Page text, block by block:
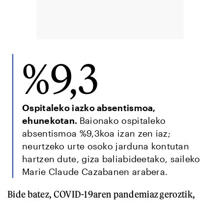
%9,3
Ospitaleko iazko absentismoa,
ehunekotan. Baionako ospitaleko
absentismoa %9,3koa izan zen iaz;
neurtzeko urte osoko jarduna kontutan
hartzen dute, giza baliabideetako, saileko
Marie Claude Cazabanen arabera.
Bide batez, COVID-19aren pandemiaz geroztik,